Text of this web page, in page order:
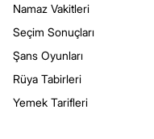
Namaz Vakitleri
Seçim Sonuçları
Şans Oyunları
Rüya Tabirleri
Yemek Tarifleri